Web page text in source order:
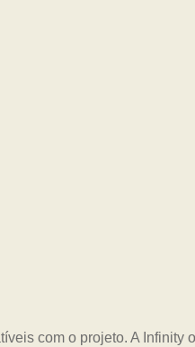
com o projeto. A Infinity